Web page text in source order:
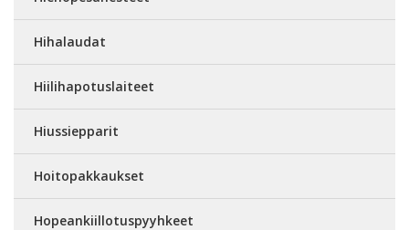
Hihalaudat
Hiilihapotuslaiteet
Hiussiepparit
Hoitopakkaukset
Hopeankiillotuspyyhkeet